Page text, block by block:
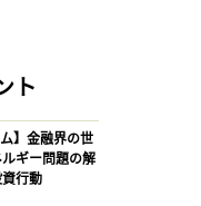
ト
】金融界の世
ギー問題の解
行動